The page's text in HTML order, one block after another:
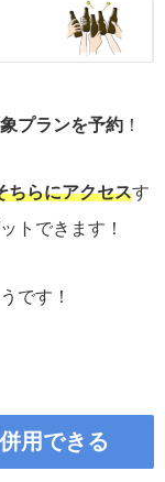
プランを予約 ！
ちらにアクセスす
トできます！
です！
用できる